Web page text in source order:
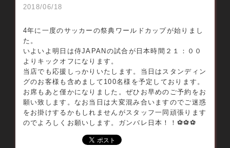
2018/06/18
4年に一度のサッカーの祭典ワールドカップが始りまし
た。
いよいよ明日は侍JAPANの試合が日本時間２１：００
よりキックオフになります。
当店でも応援しっかりいたします。当日はスタンディン
グのお客様も含めまして100名様を予定しております。
お席もあと僅かになりました。ぜひお早めのご予約をお
願い致します。なお当日は大変混み合いますのでご迷惑
をお掛けするかもしれませんがスタッフ一同頑張ります
のでよろしくお願いします。ガンバレ日本！！⚽️⚽️⚽️